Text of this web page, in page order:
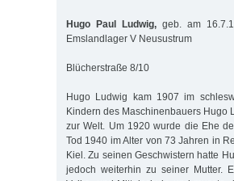
Hugo Paul Ludwig, geb. am
Emslandlager V Neusustrum
Blücherstraße 8/10
Hugo Ludwig kam 1907 im
Kindern des Maschinenbauers Hugo
zur Welt. Um 1920 wurde die Ehe
Tod 1940 im Alter von 73 Jahren in
Kiel. Zu seinen Geschwistern hatte
jedoch weiterhin zu seiner Mutter.